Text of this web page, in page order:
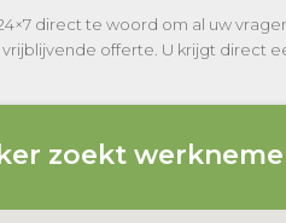
direct te woord om al uw
offerte. U krijgt direct
zoekt